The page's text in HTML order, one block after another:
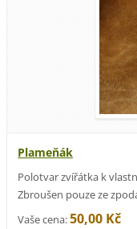
Plameňák
Polotvar zvířátka k
Zbroušen pouze ze
Vaše cena:50,00 Kč